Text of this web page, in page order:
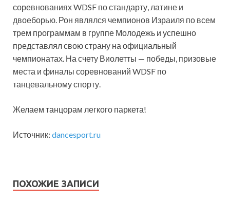
соревнованиях WDSF по стандарту, латине и
двоеборью. Рон являлся чемпионов Израиля по всем
трем программам в группе Молодежь и успешно
представлял свою страну на официальный
чемпионатах. На счету Виолетты — победы, призовые
места и финалы соревнований WDSF по
танцевальному спорту.
Желаем танцорам легкого паркета!
Источник: dancesport.ru
ПОХОЖИЕ ЗАПИСИ